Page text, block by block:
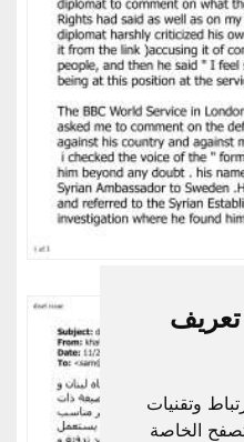
وتقنيات
الخاصة